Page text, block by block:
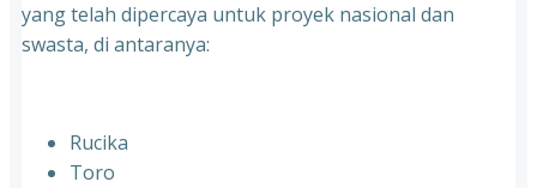
yang telah dipercaya untuk proyek nasional dan
swasta, di antaranya:
Rucika
⁠Toro